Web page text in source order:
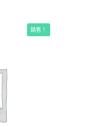
銷售！